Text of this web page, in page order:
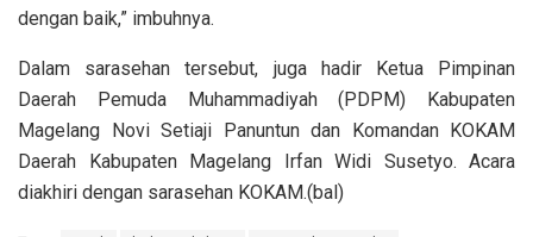
dengan baik,” imbuhnya.
Dalam sarasehan tersebut, juga hadir Ketua Pimpinan
Daerah Pemuda Muhammadiyah (PDPM) Kabupaten
Magelang Novi Setiaji Panuntun dan Komandan KOKAM
Daerah Kabupaten Magelang Irfan Widi Susetyo. Acara
diakhiri dengan sarasehan KOKAM.(bal)